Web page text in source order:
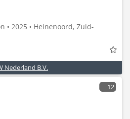
• 2025 • Heinenoord, Zuid-
Nederland B.V.
12